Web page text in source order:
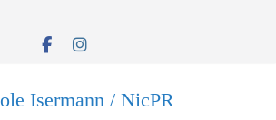
Isermann / NicPR